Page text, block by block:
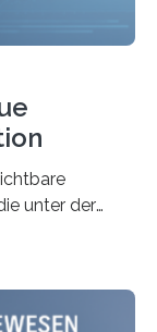
unter der
–
den globalen